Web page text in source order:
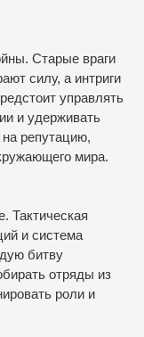
Старые враги
силу, а интриги
управлять
и удерживать
репутацию,
мира.
Тактическая
и система
битву
отряды из
роли и